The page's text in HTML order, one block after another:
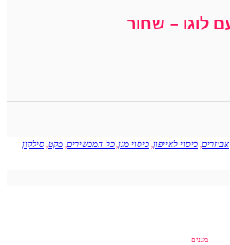
אביזרים, כיסוי לאייפון, כיסוי מגן, כל המכשירים, מקט, סילקון
מגנים